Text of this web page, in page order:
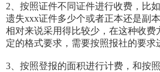
2、按照证件不同证件进行收费，比
遗失xxx证件多少个或者正本还是副
相对来说采用得比较少，在这种收费
定的格式要求，需要按照报社的要求
3、按照登报的面积进行计费，和按